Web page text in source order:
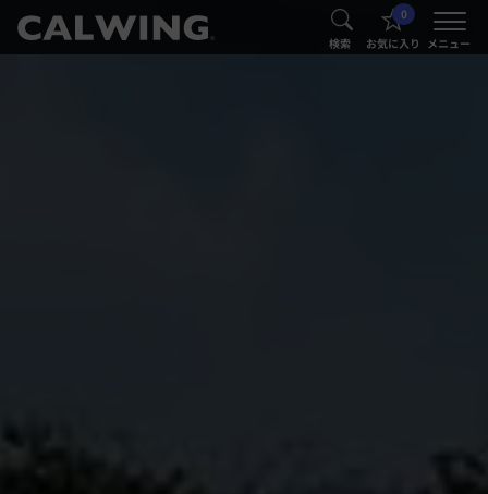
® 検索
0
お気に入り メニュー
®